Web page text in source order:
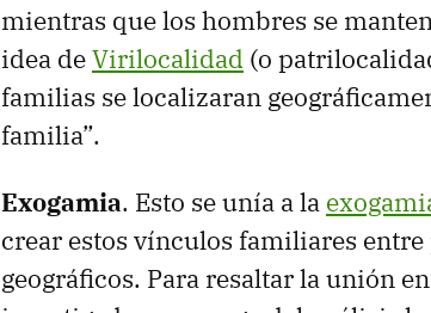
mientras que los hombres se
idea deVirilocalidad (o
familias se localizaran
familia”.
Exogamia. Esto se unía a la
crear estos vínculos familiares
geográficos. Para resaltar la unión